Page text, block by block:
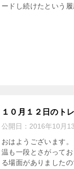
ードし続けたという
１０月１２日のト
公開日： 2016年10月
おはようございます
温も一段とさがって
る場面がありました